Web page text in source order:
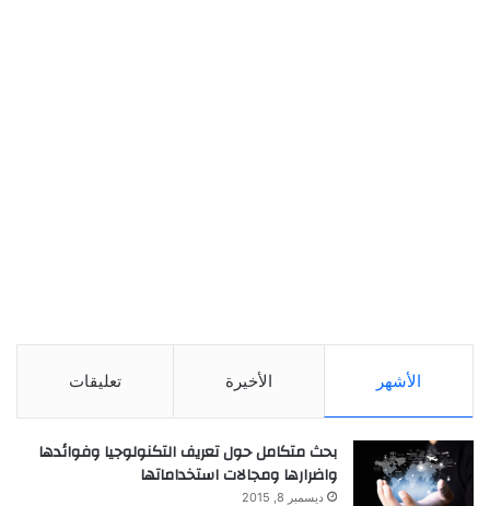
الأشهر الأخيرة تعليقات
بحث متكامل حول تعريف التكنولوجيا وفوائدها
واضرارها ومجالات استخداماتها
ديسمبر 8, 2015